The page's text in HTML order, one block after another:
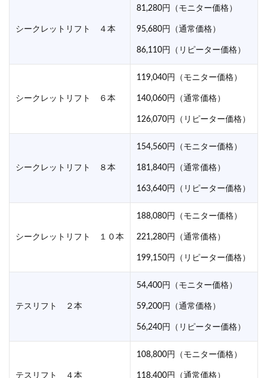
シークレットリフト ４本
81,280円（モニター価格）
95,680円（通常価格）
86,110円（リピーター価格）
シークレットリフト ６本
119,040円（モニター価格）
140,060円（通常価格）
126,070円（リピーター価格）
シークレットリフト ８本
154,560円（モニター価格）
181,840円（通常価格）
163,640円（リピーター価格）
シークレットリフト １０本
188,080円（モニター価格）
221,280円（通常価格）
199,150円（リピーター価格）
テスリフト ２本
54,400円（モニター価格）
59,200円（通常価格）
56,240円（リピーター価格）
テスリフト ４本
108,800円（モニター価格）
118,400円（通常価格）